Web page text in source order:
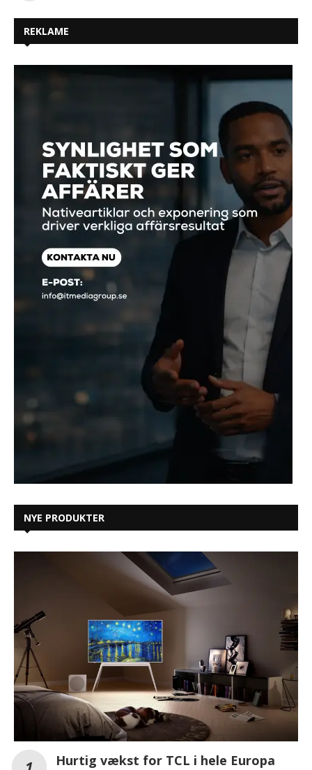
REKLAME
NYE PRODUKTER
Hurtig vækst for TCL i hele Europa